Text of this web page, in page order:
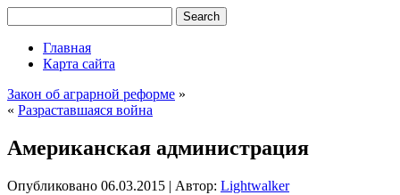
Главная
Карта сайта
Закон об аграрной реформе »
« Разраставшаяся война
Американская администрация
Опубликовано 06.03.2015 | Автор: Lightwalker